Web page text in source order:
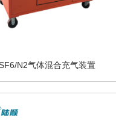
N2气体混合充气装置